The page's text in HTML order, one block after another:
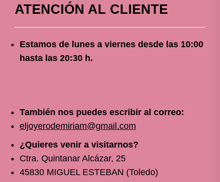
ATENCIÓN AL CLIENTE
Estamos de lunes a viernes desde las 10:00
hasta las 20:30 h.
También nos puedes escribir al correo:
eljoyerodemiriam@gmail.com
¿Quieres venir a visitarnos?
Ctra. Quintanar Alcázar, 25
45830 MIGUEL ESTEBAN (Toledo)